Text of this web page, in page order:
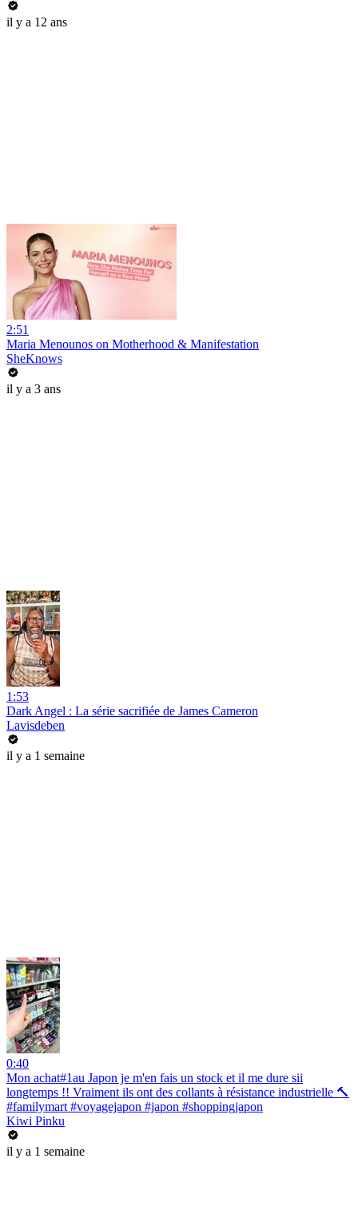
il y a 12 ans
2:51
Maria Menounos on Motherhood & Manifestation
SheKnows
il y a 3 ans
1:53
Dark Angel : La série sacrifiée de James Cameron
Lavisdeben
il y a 1 semaine
0:40
Mon achat#1au Japon je m'en fais un stock et il me dure sii
longtemps !! Vraiment ils ont des collants à résistance industrielle 🔨
#familymart #voyagejapon #japon #shoppingjapon
Kiwi Pinku
il y a 1 semaine